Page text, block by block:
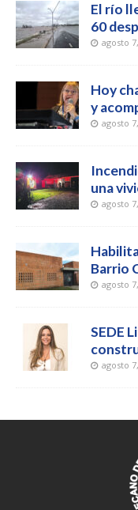
El río
60
agosto
Hoy
y
agosto
una
agosto
Barrio
agosto
SEDE
agosto